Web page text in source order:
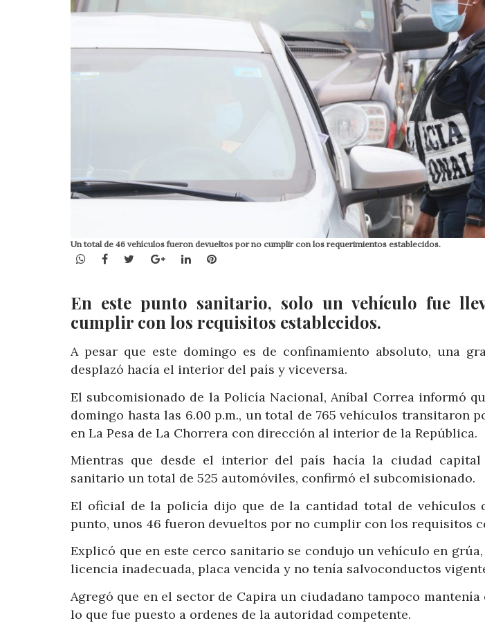
Un total de 46 vehículos fueron devueltos por no cumplir con los requerimientos establecidos.
WhatsApp
Facebook
TwitterGoogle+LinkedInPinterest
En este punto sanitario, solo un vehículo fue
cumplir con los requisitos establecidos.
A pesar que este domingo es de confinamiento absoluto, una
desplazó hacía el interior del país y viceversa.
El subcomisionado de la Policía Nacional, Aníbal Correa informó
domingo hasta las 6.00 p.m., un total de 765 vehículos transitaron
en La Pesa de La Chorrera con dirección al interior de la República.
Mientras que desde el interior del país hacía la ciudad
sanitario un total de 525 automóviles, confirmó el subcomisionado.
El oficial de la policía dijo que de la cantidad total de vehículos
punto, unos 46 fueron devueltos por no cumplir con los requisitos
Explicó que en este cerco sanitario se condujo un vehículo en
licencia inadecuada, placa vencida y no tenía salvoconductos
Agregó que en el sector de Capira un ciudadano tampoco
lo que fue puesto a ordenes de la autoridad competente.